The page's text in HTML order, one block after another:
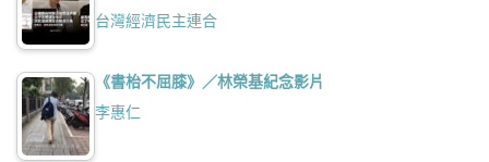
台灣經濟民主連合
《書枱不屈膝》／林榮基紀念影片
李惠仁